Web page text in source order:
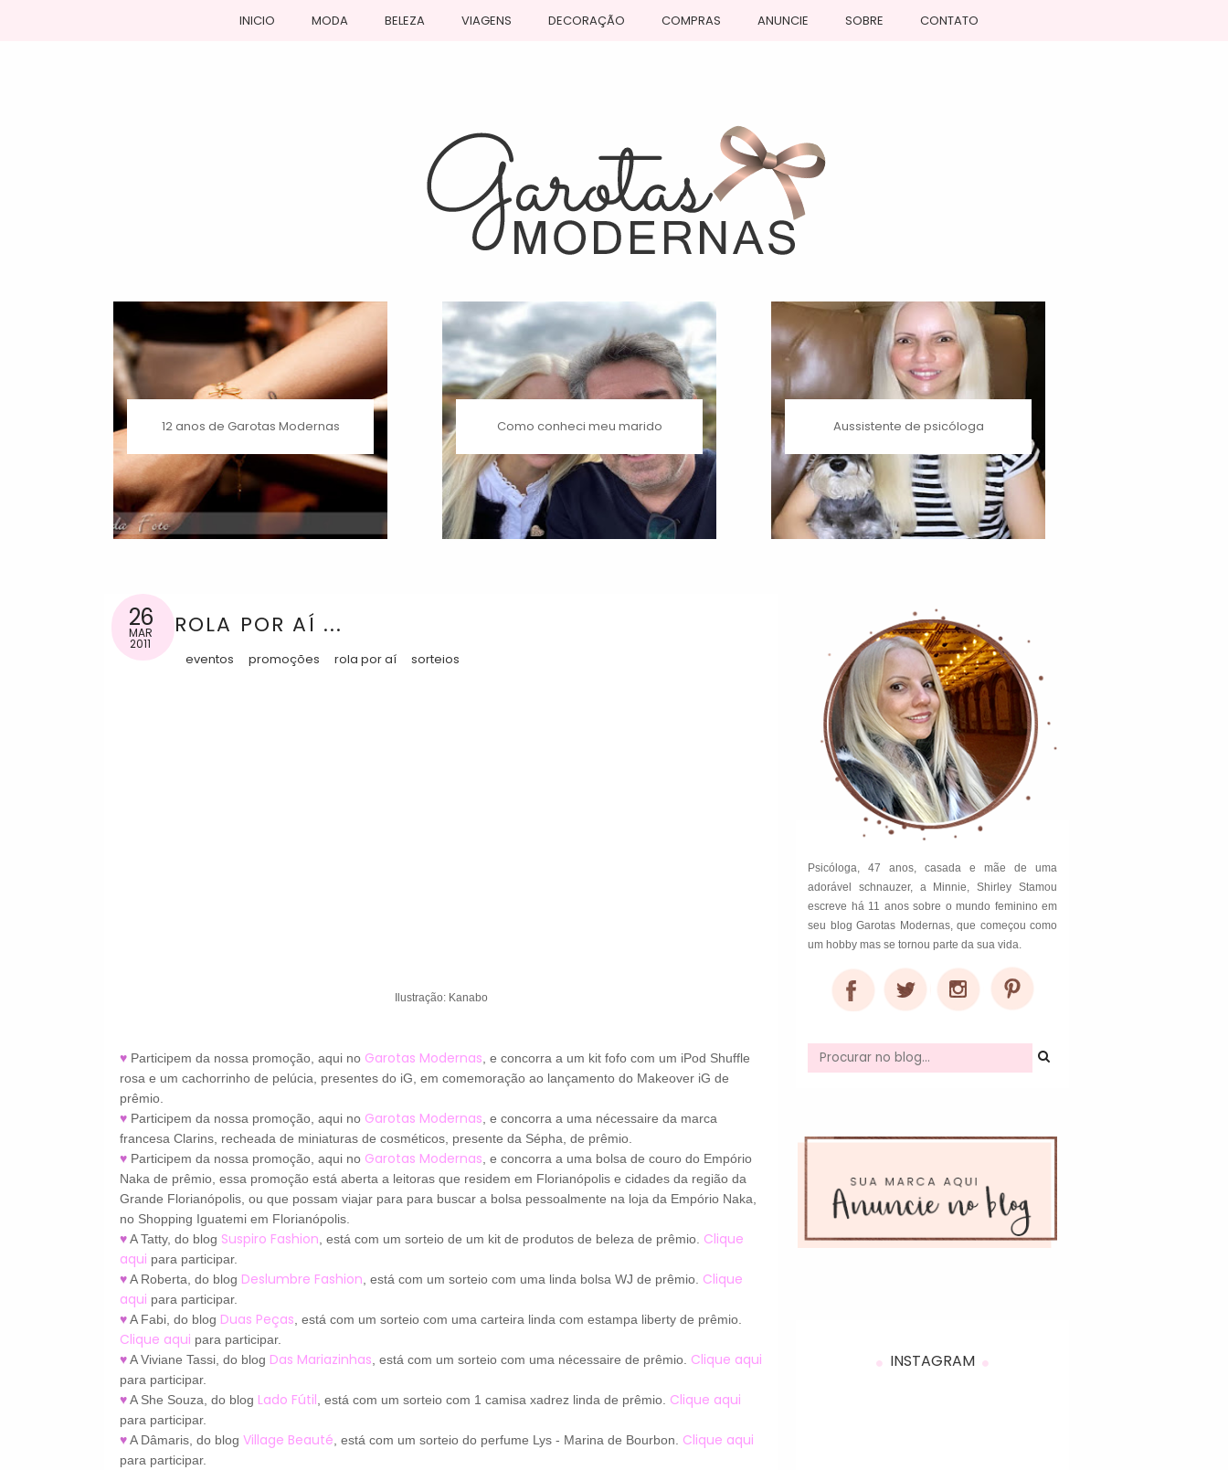
INICIO MODA BELEZA VIAGENS DECORAÇÃO COMPRAS ANUNCIE SOBRE CONTATO
12 anos de Garotas Modernas Como conheci meu marido Aussistente de psicóloga
26
MAR
2011
ROLA POR AÍ ...
eventos promoções rola por aí sorteios
Ilustração: Kanabo
♥ Participem da nossa promoção, aqui no Garotas Modernas , e concorra a um kit fofo com um iPod Shuffle
rosa e um cachorrinho de pelúcia, presentes do iG, em comemoração ao lançamento do Makeover iG de
prêmio.
♥ Participem da nossa promoção, aqui no Garotas Modernas , e concorra a uma nécessaire da marca
francesa Clarins, recheada de miniaturas de cosméticos, presente da Sépha, de prêmio.
♥ Participem da nossa promoção, aqui no Garotas Modernas , e concorra a uma bolsa de couro do Empório
Naka de prêmio, essa promoção está aberta a leitoras que residem em Florianópolis e cidades da região da
Grande Florianópolis, ou que possam viajar para para buscar a bolsa pessoalmente na loja da Empório Naka,
no Shopping Iguatemi em Florianópolis.
♥A Tatty, do blog Suspiro Fashion , está com um sorteio de um kit de produtos de beleza de prêmio. Clique
aqui para participar.
♥A Roberta, do blogDeslumbre Fashion , está com um sorteio com uma linda bolsa WJ de prêmio. Clique
aqui para participar.
♥A Fabi, do blogDuas Peças , está com um sorteio com uma carteira linda com estampa liberty de prêmio.
Clique aqui para participar.
♥A Viviane Tassi, do blogDas Mariazinhas , está com um sorteio com uma nécessaire de prêmio. Clique aqui
para participar.
♥A She Souza, do blogLado Fútil , está com um sorteio com 1 camisa xadrez linda de prêmio. Clique aqui
para participar.
♥A Dâmaris, do blogVillage Beauté , está com um sorteio do perfume Lys - Marina de Bourbon. Clique aqui
para participar.
Psicóloga, 47 anos, casada e mãe de uma
adorável schnauzer, a Minnie, Shirley Stamou
escreve há 11 anos sobre o mundo feminino em
seu blog Garotas Modernas, que começou como
um hobby mas se tornou parte da sua vida.
INSTAGRAM